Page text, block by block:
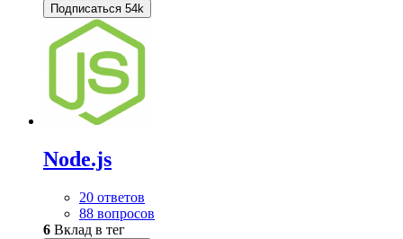
Подписаться 54k
Node.js
20 ответов
88 вопросов
6 Вклад в тег